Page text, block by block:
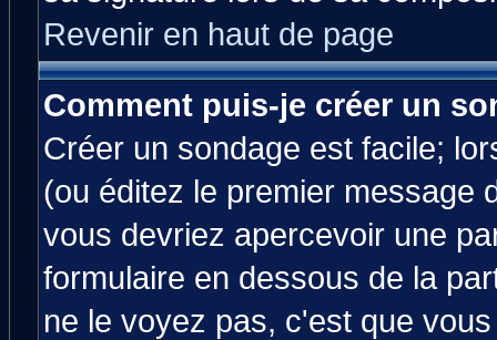
Revenir en haut de page
Comment puis-je créer un
Créer un sondage est facile;
(ou éditez le premier message
vous devriez apercevoir une
formulaire en dessous de la
ne le voyez pas, c'est que